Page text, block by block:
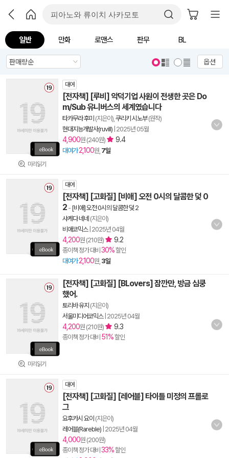
일반 만화 로맨스 판무 BL
옵션
미리읽기
대여
[전자책] [루비] 악덕기업 사원이 전생한 곳은 Do
m/Sub 유니버스의 세계였습니다
타카무라 후미 (지은이), 쿠리키 시노부(원작)
현대지능개발사(ruvill) 2025년 05월
4,900원 (240원) 9.4
대여가 2,100원, 7일
대여
[전자책] [고화질] [비애] 오전 0시의 달콤한 덫 0
2 - [비애] 오전 0시의 달콤한 덫 2
샤케다 네네 (지은이)
비애코믹스| 2025년 04월
4,200원 (210원) 9.2
종이책 정가 대비 30%할인
대여가 2,100원, 3일
미리읽기
[전자책] [고화질] [BLovers] 잠깐만, 방금 심쿵
했어.
토리바 유지 (지은이)
서울미디어코믹스| 2025년 04월
4,200원 (210원) 9.3
종이책 정가 대비 51%할인
대여
[전자책] [고화질] [레어블] 타이틀 미정의 프롤로
그
요후카시 요이 (지은이)
레어블(Rareble) 2025년 04월
4,000원 (200원)
종이책 정가 대비 33%할인